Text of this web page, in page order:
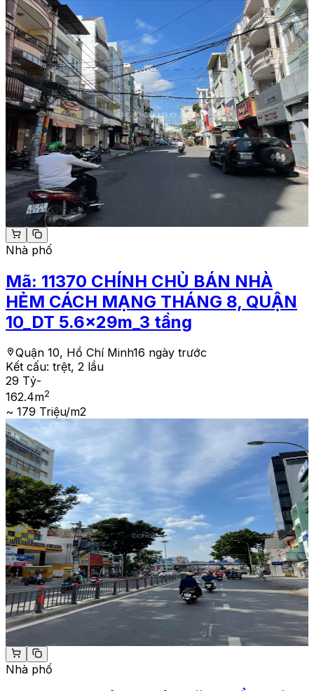
Nhà phố
Mã: 11370 CHÍNH CHỦ BÁN NHÀ
HẺM CÁCH MẠNG THÁNG 8, QUẬN
10_DT 5.6x29m_3 tầng
Quận 10, Hồ Chí Minh16 ngày trước
Kết cấu: trệt, 2 lầu
29 Tỷ-
162.4m2
~ 179 Triệu/m2
Nhà phố